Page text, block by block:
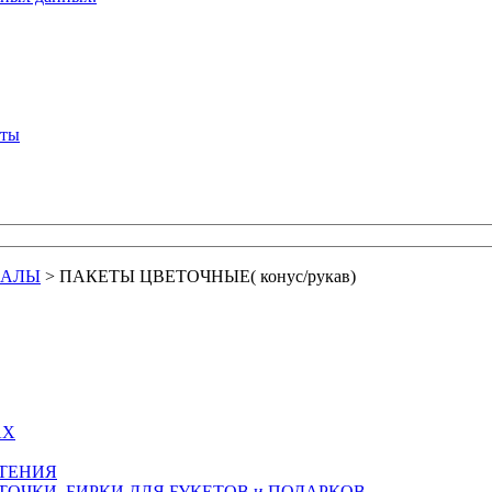
> ПАКЕТЫ ЦВЕТОЧНЫЕ( конус/рукав)